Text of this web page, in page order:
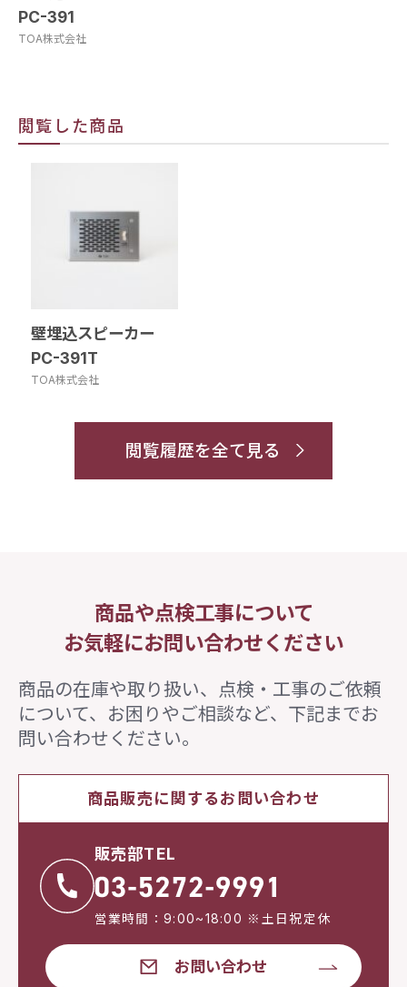
PC-391
TOA株式会社
閲覧した商品
壁埋込スピーカー
PC-391T
TOA株式会社
閲覧履歴を全て見る
商品や点検工事について
お気軽にお問い合わせください
商品の在庫や取り扱い、点検・工事のご依頼
について、 お困りやご相談など、下記までお
問い合わせください。
商品販売に関するお問い合わせ
販売部TEL
営業時間：9:00~18:00 ※土日祝定休
お問い合わせ